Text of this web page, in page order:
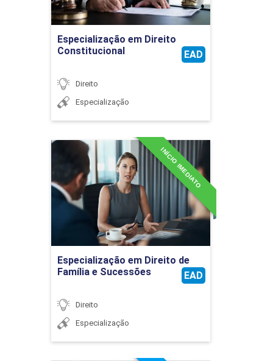
RECURSOS NO PROCESSO DO TRABALHO
Especialização em Direito
Constitucional
EAD
Direito
Especialização
Ir para Inscrição
Especialização em Direito de
Família e Sucessões
EAD
INÍCIO IMEDIATO
Direito
Especialização
Especialização em Direito
de Família e Sucessões
Detalhes do curso
Ir para Inscrição